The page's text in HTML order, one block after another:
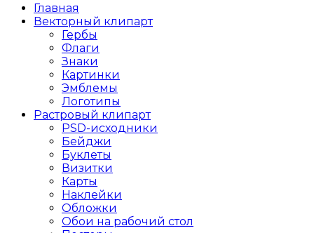
Главная
Векторный клипарт
Гербы
Флаги
Знаки
Картинки
Эмблемы
Логотипы
Растровый клипарт
PSD-исходники
Бейджи
Буклеты
Визитки
Карты
Наклейки
Обложки
Обои на рабочий стол